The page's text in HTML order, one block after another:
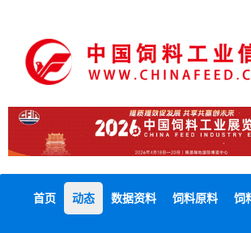
首页 动态 数据资料 饲料原料 饲